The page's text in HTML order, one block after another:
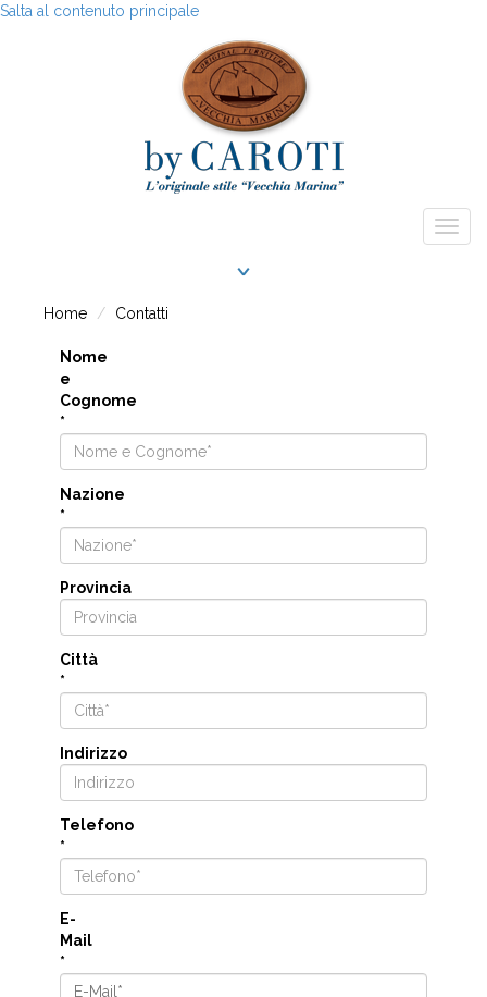
Salta al contenuto principale
Home Contatti
Nome
e
Cognome
*
Nazione
*
Provincia
Città
*
Indirizzo
Telefono
*
E-
Mail
*